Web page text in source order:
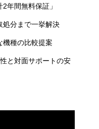
年間無料保証」
処分まで一挙解決
機種の比較提案
と対面サポートの安